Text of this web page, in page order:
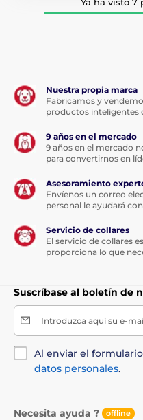
Nuestra propia marca
Fabricamos y
productos inteligentes
9 años en el mercado
9 años en el mercado
para convertirnos en
Asesoramiento
Envíenos un correo
personal le ayudará
Servicio de collares
El servicio de collares
proporciona lo que
Suscríbase al boletín de
Introduzca aquí su e-
Al enviar el
datos personales.
Necesita ayuda ? offline